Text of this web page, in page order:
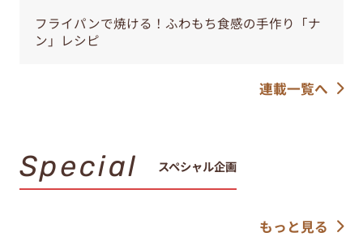
フライパンで焼ける！ふわもち食感の手作り「ナ
ン」レシピ
連載一覧へ
Special スペシャル企画
もっと見る